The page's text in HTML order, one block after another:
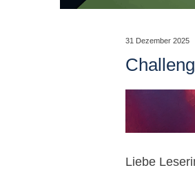
31 Dezember 2025
Liebe